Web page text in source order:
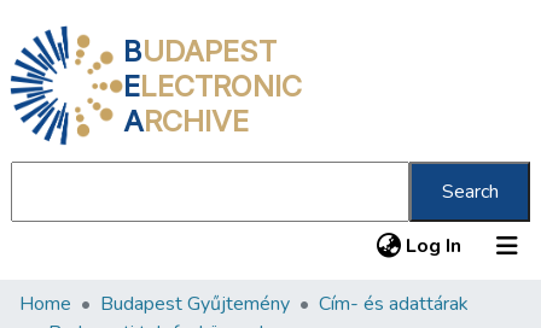
BUDAPEST
ELECTRONIC
ARCHIVE
Search
Log In (current)
Communities & Collections
Home Budapest Gyűjtemény
Cím- és adattárak